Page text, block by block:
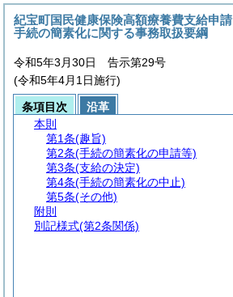
紀宝町国民健康保険高額療養費支給申請
手続の簡素化に関する事務取扱要綱
令和5年3月30日 告示第29号
(令和5年4月1日施行)
条項目次
沿革
本則
第1条(趣旨)
第2条(手続の簡素化の申請等)
第3条(支給の決定)
第4条(手続の簡素化の中止)
第5条(その他)
附則
別記様式(第2条関係)